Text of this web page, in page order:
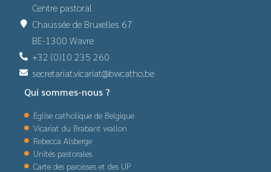
Centre pastoral
Chaussée de Bruxelles 67
BE-1300 Wavre
+32 (0)10 235 260
secretariat.vicariat@bwcatho.be
Qui sommes-nous ?
Église catholique de Belgique
Vicariat du Brabant wallon
Rebecca Alsberge
Unités pastorales
Carte des paroisses et des UP